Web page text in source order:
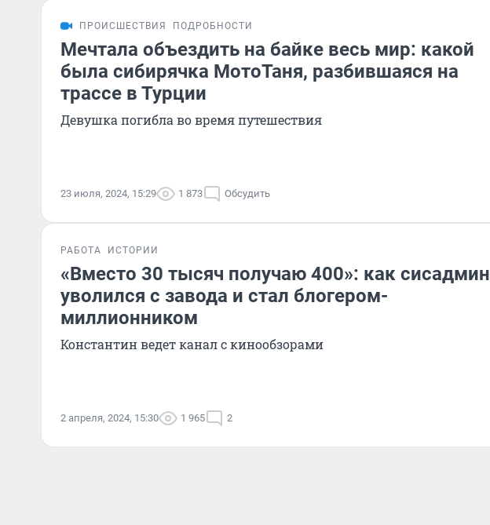
ПРОИСШЕСТВИЯ ПОДРОБНОСТИ
Мечтала объездить на байке весь мир: какой
была сибирячка МотоТаня, разбившаяся на
трассе в Турции
Девушка погибла во время путешествия
23 июля, 2024, 15:29 1 873 Обсудить
РАБОТА ИСТОРИИ
«Вместо 30 тысяч получаю 400»: как сисадмин
уволился с завода и стал блогером-
миллионником
Константин ведет канал с кинообзорами
2 апреля, 2024, 15:30 1 965 2